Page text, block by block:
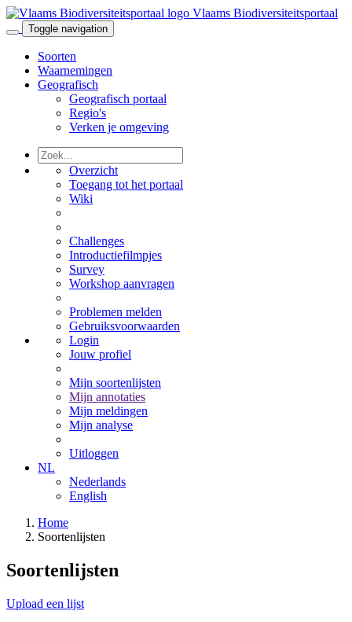
Vlaams Biodiversiteitsportaal
Toggle navigation
Soorten
Waarnemingen
Geografisch
Geografisch portaal
Regio's
Verken je omgeving
Overzicht
Toegang tot het portaal
Wiki
Challenges
Introductiefilmpjes
Survey
Workshop aanvragen
Problemen melden
Gebruiksvoorwaarden
Login
Jouw profiel
Mijn soortenlijsten
Mijn annotaties
Mijn meldingen
Mijn analyse
Uitloggen
NL
Nederlands
English
Home
Soortenlijsten
Soortenlijsten
Upload een lijst